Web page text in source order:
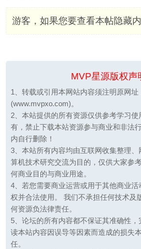
游客，如果您要查看本帖隐藏
MVP星源版权声
1、转载或引用本网站内容须注明原网
(www.mvpxo.com)。
2、本站提供的所有资源仅供参考学习
有，禁止下载本站资源参与商业和非法
内自行删除！
3、本站所有内容均由互联网收集整理
算机技术研究交流为目的，仅供大家参
何商业目的与商业用途。
4、若您需要商业运营或用于其他商业
权并合法使用。 我们不承担任何技术及
何资源负法律责任。
5、论坛的所有内容都不保证其准确性
读本站内容因误导等因素而造成的损失
任。